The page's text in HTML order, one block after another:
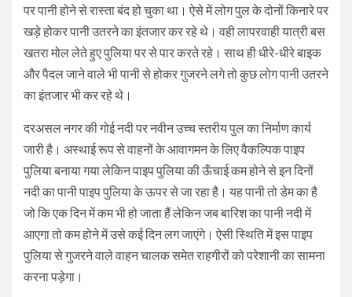
पर पानी होने से रास्ता बंद हो चुका था। ऐसे में लोग पुल के दोनों किनारे पर
खड़े होकर पानी उतरने का इंतजार कर रहे थे। वही लापरवाही यात्री बस
खतरा मोल लेते हुए पुलिया पर से पार करते रहे। साथ ही धीरे-धीरे बाइक
और पैदल जाने वाले भी पानी से होकर गुजरने लगे तो कुछ लोग पानी उतरने
का इंतजार भी कर रहे थे।
दरअसल नगर की गोई नदी पर नवीन उच्च स्तरीय पुल का निर्माण कार्य
जारी है। अस्थाई रूप से वाहनों के आवागमन के लिए वैकल्पिक पाइप
पुलिया बनाया गया लेकिन पाइप पुलिया की ऊँचाई कम होने से इन दिनों
नदी का पानी पाइप पुलिया के ऊपर से जा रहा है। यह पानी तो डेम का है
जो कि एक दिन में कम भी हो जाता हैं लेकिन जब बारिश का पानी नदी में
आएगा तो कम होने में उसे कई दिन लग जाएंगे। ऐसी स्थिति में इस पाइप
पुलिया से गुजरने वाले वाहन चालक समेत राहगीरों को परेशानी का सामना
करना पड़ेगा।